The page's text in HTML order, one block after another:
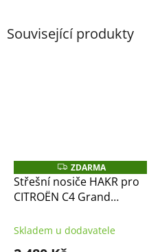
Související produkty
Z
D
A
R
ZDARMA
Střešní nosiče HAKR pro
CITROËN C4 Grand
podélníky, Alu tyč
Skladem u dodavatele